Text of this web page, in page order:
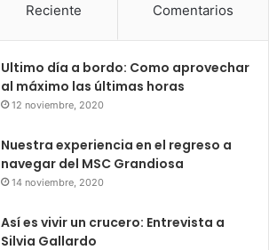
Reciente Comentarios
Ultimo día a bordo: Como aprovechar
al máximo las últimas horas
12 noviembre, 2020
Nuestra experiencia en el regreso a
navegar del MSC Grandiosa
14 noviembre, 2020
Así es vivir un crucero: Entrevista a
Silvia Gallardo